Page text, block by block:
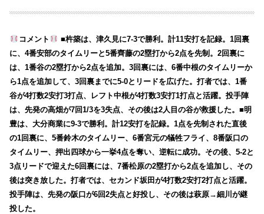
コメント
■杵築は、津久見に7-3で勝利。計11安打を記録。1回裏
に、4番安部のタイムリーと5番齊藤の2塁打から2点を先制。2回裏に
は、1番谷の2塁打から2点を追加。3回裏には、6番中根のタイムリーか
ら1点を追加して、3回裏までに5-0とリードを広げた。打者では、1番
谷が4打数2安打3打点、レフト中根が4打数3安打1打点と活躍。投手陣
は、先発の高畑が7回1/3を3失点、その後は2人目の谷が救援した。■明
豊は、大分商業に9-3で勝利。計12安打を記録。1点を先制された直後
の1回裏に、5番鈴木のタイムリー、6番宮元の犠牲フライ、8番阪口の
タイムリー、押出四球から一挙4点を奪い、逆転に成功。その後、5-2と
3点リードで迎えた6回裏には、7番松原の2塁打から2点を追加し、その
後は突き放した。打者では、セカンド坂田が4打数2安打2打点と活躍。
投手陣は、先発の阪口が6回2失点と好投し、その後は萩原→細川が継
投した。